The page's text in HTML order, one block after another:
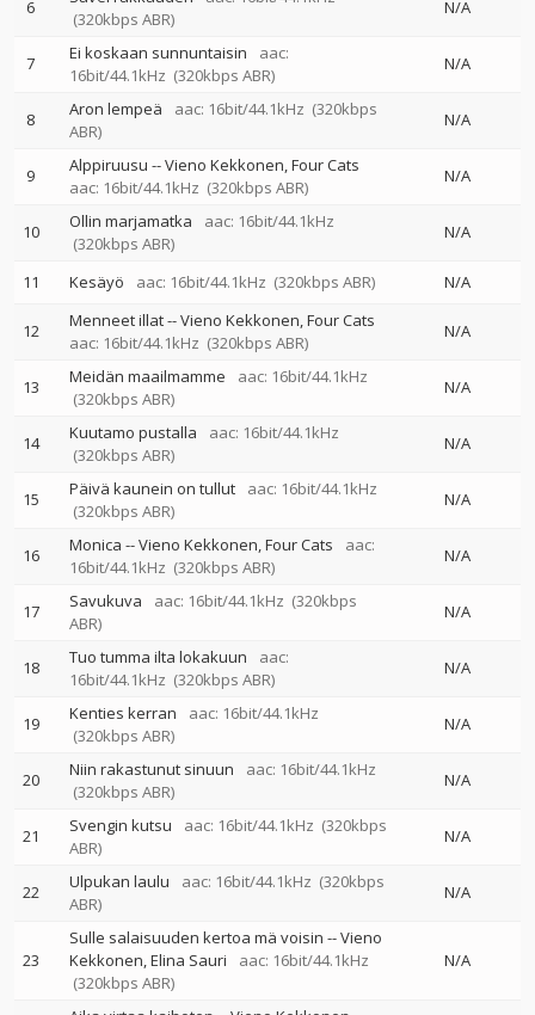
6
(320kbps ABR)
N/A
7 Ei koskaan sunnuntaisin
aac:
16bit/44.1kHz (320kbps ABR)
N/A
8 Aron lempeä aac: 16bit/44.1kHz (320kbps
ABR)
N/A
9 Alppiruusu --Vieno Kekkonen Four Cats
aac: 16bit/44.1kHz (320kbps ABR)
N/A
10 Ollin marjamatka
aac: 16bit/44.1kHz
(320kbps ABR)
N/A
11 Kesäyö aac: 16bit/44.1kHz (320kbps ABR) N/A
12 Menneet illat--Vieno Kekkonen Four Cats
aac: 16bit/44.1kHz (320kbps ABR)
N/A
13 Meidän maailmamme
aac: 16bit/44.1kHz
(320kbps ABR)
N/A
14 Kuutamo pustalla
aac: 16bit/44.1kHz
(320kbps ABR)
N/A
15 Päivä kaunein on tullut
aac: 16bit/44.1kHz
(320kbps ABR)
N/A
16 Monica --Vieno Kekkonen Four Cats
aac:
16bit/44.1kHz (320kbps ABR)
N/A
17 Savukuva aac: 16bit/44.1kHz (320kbps
ABR)
N/A
18 Tuo tumma ilta lokakuun
aac:
16bit/44.1kHz (320kbps ABR)
N/A
19 Kenties kerran
aac: 16bit/44.1kHz
(320kbps ABR)
N/A
20 Niin rakastunut sinuun
aac: 16bit/44.1kHz
(320kbps ABR)
N/A
21 Svengin kutsu aac: 16bit/44.1kHz (320kbps
ABR)
N/A
22 Ulpukan laulu aac: 16bit/44.1kHz (320kbps
ABR)
N/A
23
Sulle salaisuuden kertoa mä voisin --Vieno
Kekkonen Elina Sauri
aac: 16bit/44.1kHz
(320kbps ABR)
N/A